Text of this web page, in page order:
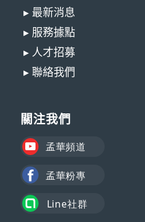
▸ 最新消息
▸ 服務據點
▸ 人才招募
▸ 聯絡我們
關注我們